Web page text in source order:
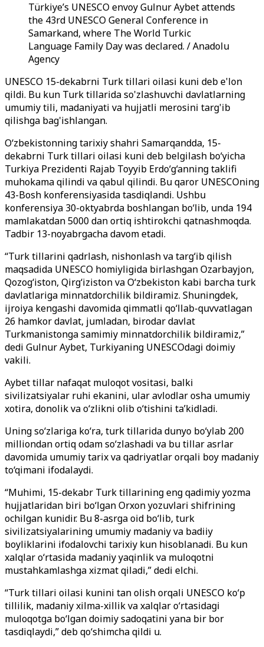
Türkiye’s UNESCO envoy Gulnur Aybet attends
the 43rd UNESCO General Conference in
Samarkand, where The World Turkic
Language Family Day was declared. / Anadolu
Agency
UNESCO 15-dekabrni Turk tillari oilasi kuni deb e'lon
qildi. Bu kun Turk tillarida so'zlashuvchi davlatlarning
umumiy tili, madaniyati va hujjatli merosini targ'ib
qilishga bag'ishlangan.
O‘zbekistonning tarixiy shahri Samarqandda, 15-
dekabrni Turk tillari oilasi kuni deb belgilash bo‘yicha
Turkiya Prezidenti Rajab Toyyib Erdo‘g‘anning taklifi
muhokama qilindi va qabul qilindi. Bu qaror UNESCOning
43-Bosh konferensiyasida tasdiqlandi. Ushbu
konferensiya 30-oktyabrda boshlangan bo‘lib, unda 194
mamlakatdan 5000 dan ortiq ishtirokchi qatnashmoqda.
Tadbir 13-noyabrgacha davom etadi.
“Turk tillarini qadrlash, nishonlash va targ‘ib qilish
maqsadida UNESCO homiyligida birlashgan Ozarbayjon,
Qozog‘iston, Qirg‘iziston va O‘zbekiston kabi barcha turk
davlatlariga minnatdorchilik bildiramiz. Shuningdek,
ijroiya kengashi davomida qimmatli qo‘llab-quvvatlagan
26 hamkor davlat, jumladan, birodar davlat
Turkmanistonga samimiy minnatdorchilik bildiramiz,”
dedi Gulnur Aybet, Turkiyaning UNESCOdagi doimiy
vakili.
Aybet tillar nafaqat muloqot vositasi, balki
sivilizatsiyalar ruhi ekanini, ular avlodlar osha umumiy
xotira, donolik va o‘zlikni olib o‘tishini ta’kidladi.
Uning so‘zlariga ko‘ra, turk tillarida dunyo bo‘ylab 200
milliondan ortiq odam so‘zlashadi va bu tillar asrlar
davomida umumiy tarix va qadriyatlar orqali boy madaniy
to‘qimani ifodalaydi.
“Muhimi, 15-dekabr Turk tillarining eng qadimiy yozma
hujjatlaridan biri bo‘lgan Orxon yozuvlari shifrining
ochilgan kunidir. Bu 8-asrga oid bo‘lib, turk
sivilizatsiyalarining umumiy madaniy va badiiy
boyliklarini ifodalovchi tarixiy kun hisoblanadi. Bu kun
xalqlar o‘rtasida madaniy yaqinlik va muloqotni
mustahkamlashga xizmat qiladi,” dedi elchi.
“Turk tillari oilasi kunini tan olish orqali UNESCO ko‘p
tillilik, madaniy xilma-xillik va xalqlar o‘rtasidagi
muloqotga bo‘lgan doimiy sadoqatini yana bir bor
tasdiqlaydi,” deb qo‘shimcha qildi u.